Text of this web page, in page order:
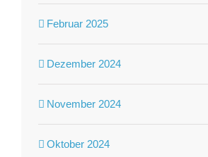
Februar 2025
Dezember 2024
November 2024
Oktober 2024